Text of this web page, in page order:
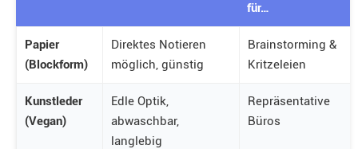
für…
Papier
(Blockform)
Direktes Notieren
möglich, günstig
Brainstorming &
Kritzeleien
Kunstleder
(Vegan)
Edle Optik,
abwaschbar,
langlebig
Repräsentative
Büros